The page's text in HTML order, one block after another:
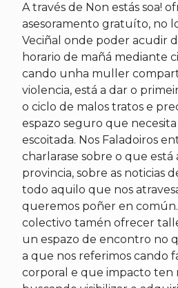
A través de Non estás soa!
asesoramento gratuíto, no
Veciñal onde poder acudir
horario de mañá mediante
cando unha muller
violencia, está a dar o
o ciclo de malos tratos e
espazo seguro que
escoitada. Nos Faladoiros
charlarase sobre o que está
provincia, sobre as noticias
todo aquilo que nos
queremos poñer en
colectivo tamén ofrecer
un espazo de encontro no
a que nos referimos cando
corporal e que impacto ten